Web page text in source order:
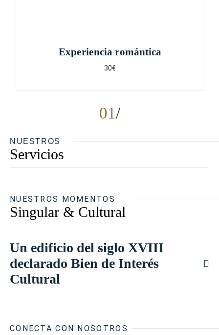
01
Experiencia romántica
30€
NUESTROS
Servicios
NUESTROS MOMENTOS
Singular & Cultural
Un edificio del siglo XVIII
declarado Bien de Interés
Cultural
CONECTA CON NOSOTROS